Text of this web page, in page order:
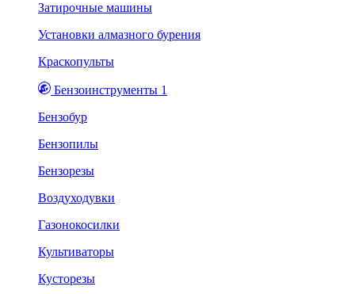
Затирочные машины
Установки алмазного бурения
Краскопульты
Бензоинструменты 1
Бензобур
Бензопилы
Бензорезы
Воздуходувки
Газонокосилки
Культиваторы
Кусторезы